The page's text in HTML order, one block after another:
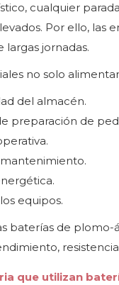
cualquier
Por ello, las
largas jornadas.
no solo
del almacén.
preparación de
equipos.
baterías de
que utilizan